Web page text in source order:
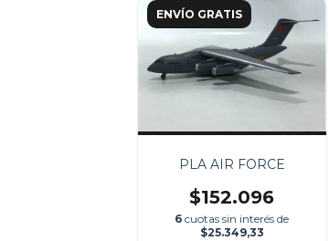
ENVÍO GRATIS
PLA AIR FORCE
$152.096
6 cuotas sin interés de
$25.349,33